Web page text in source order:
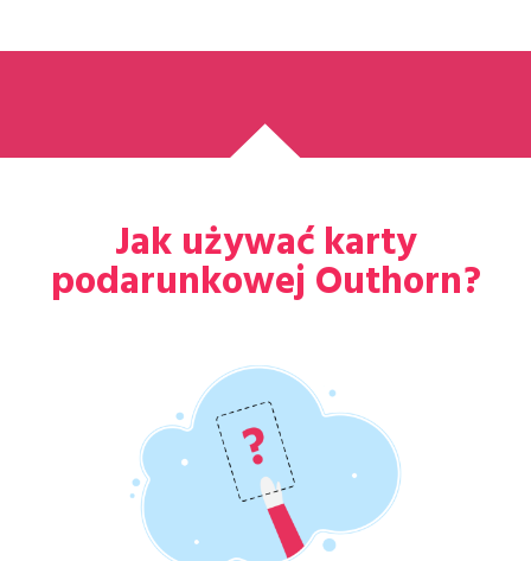
Jak używać karty
podarunkowej Outhorn?